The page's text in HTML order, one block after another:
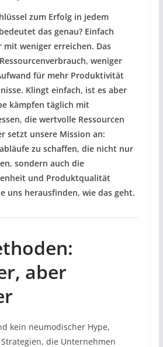
zum Erfolg in jedem
das genau? Einfach
mit weniger erreichen. Das
weniger
für mehr Produktivität
Klingt einfach, ist es aber
kämpfen täglich mit
die wertvolle Ressourcen
setzt unsere Mission an:
zu schaffen, die nicht nur
sondern auch die
und Produktqualität
uns herausfinden, wie das geht.
aber
kein neumodischer Hype,
die Unternehmen